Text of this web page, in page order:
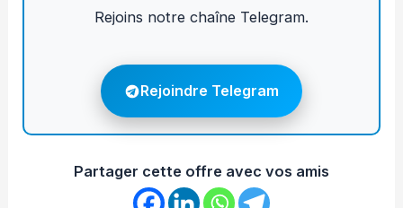
Rejoins notre chaîne Telegram.
Rejoindre Telegram
Partager cette offre avec vos amis